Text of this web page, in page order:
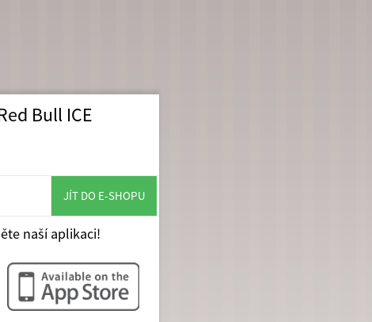
Bull ICE
JÍT DO E-SHOPU
naší aplikaci!